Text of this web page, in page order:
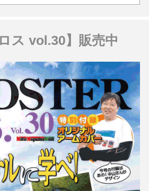
ス vol.30】販売中